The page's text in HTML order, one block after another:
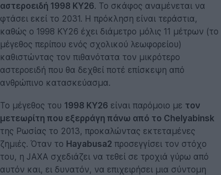
αστεροειδή 1998 KY26. Το σκάφος αναμένεται να
φτάσει εκεί το 2031. Η πρόκληση είναι τεράστια,
καθώς ο 1998 KY26 έχει διάμετρο μόλις 11 μέτρων (το
μέγεθος περίπου ενός σχολικού λεωφορείου)
καθιστώντας τον πιθανότατα τον μικρότερο
αστεροειδή που θα δεχθεί ποτέ επίσκεψη από
ανθρώπινο κατασκεύασμα.
Το μέγεθος του 1998 KY26 είναι παρόμοιο με τον
μετεωρίτη που εξερράγη πάνω από το Chelyabinsk
της Ρωσίας το 2013, προκαλώντας εκτεταμένες
ζημιές. Όταν το Hayabusa2 προσεγγίσει τον στόχο
του, η JAXA σχεδιάζει να τεθεί σε τροχιά γύρω από
αυτόν και, ει δυνατόν, να επιχειρήσει μια σύντομη